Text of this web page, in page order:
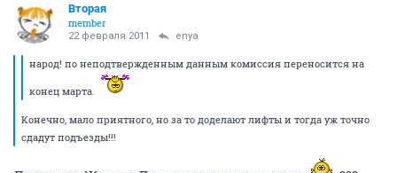
Вторая
member
22 февраля 2011 enya
народ! по неподтвержденным данным комиссия переносится на
конец марта.
Конечно, мало приятного, но за то доделают лифты и тогда уж точно
сдадут подъезды!!!